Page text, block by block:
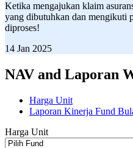
Ketika mengajukan klaim
yang dibutuhkan dan mengikuti
diproses!
14 Jan 2025
NAV and Laporan
Harga Unit
Laporan Kinerja Fund
Harga Unit